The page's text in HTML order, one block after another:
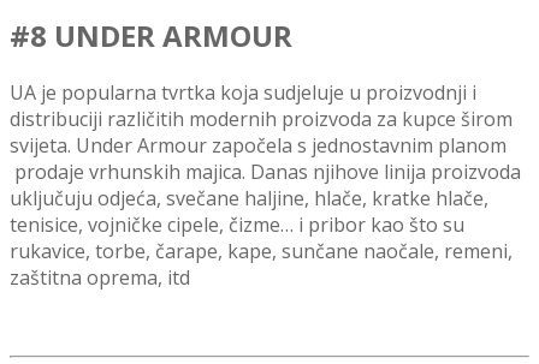
#8 UNDER ARMOUR
UA je popularna tvrtka koja sudjeluje u proizvodnji i
distribuciji različitih modernih proizvoda za kupce širom
svijeta. Under Armour započela s jednostavnim planom
prodaje vrhunskih majica. Danas njihove linija proizvoda
uključuju odjeća, svečane haljine, hlače, kratke hlače,
tenisice, vojničke cipele, čizme… i pribor kao što su
rukavice, torbe, čarape, kape, sunčane naočale, remeni,
zaštitna oprema, itd